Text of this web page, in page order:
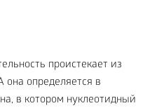
проистекает из
она определяется в
в котором нуклеотидный